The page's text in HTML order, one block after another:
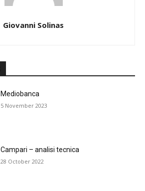
Giovanni Solinas
Mediobanca
5 November 2023
Campari – analisi tecnica
28 October 2022